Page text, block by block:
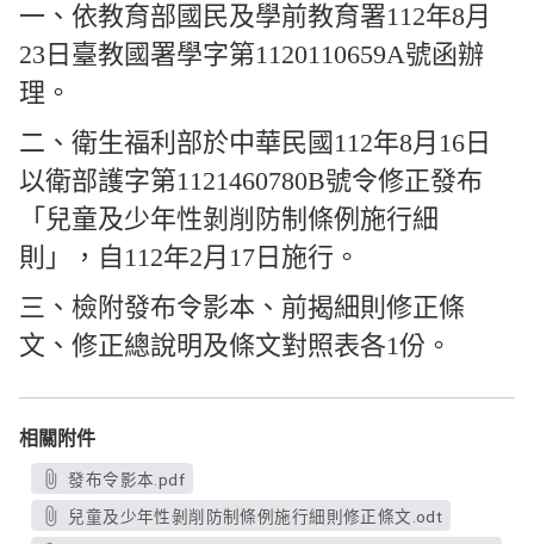
一、依教育部國民及學前教育署112年8月
23日臺教國署學字第1120110659A號函辦
理。
二、衛生福利部於中華民國112年8月16日
以衛部護字第1121460780B號令修正發布
「兒童及少年性剝削防制條例施行細
則」，自112年2月17日施行。
三、檢附發布令影本、前揭細則修正條
文、修正總說明及條文對照表各1份。
相關附件
發布令影本.pdf
兒童及少年性剝削防制條例施行細則修正條文.odt